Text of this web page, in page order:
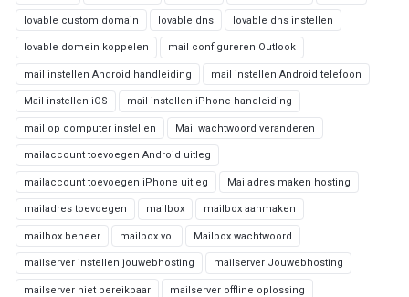
lovable custom domain lovable dns lovable dns instellen
lovable domein koppelen mail configureren Outlook
mail instellen Android handleiding mail instellen Android telefoon
Mail instellen iOS mail instellen iPhone handleiding
mail op computer instellen Mail wachtwoord veranderen
mailaccount toevoegen Android uitleg
mailaccount toevoegen iPhone uitleg Mailadres maken hosting
mailadres toevoegen mailbox mailbox aanmaken
mailbox beheer mailbox vol Mailbox wachtwoord
mailserver instellen jouwebhosting mailserver Jouwebhosting
mailserver niet bereikbaar mailserver offline oplossing